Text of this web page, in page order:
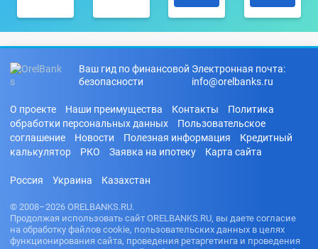
Ваш гид по финансовой
безопасности
Электронная почта:
info@orelbanks.ru
О проекте Наши преимущества Контакты
Политика
обработки персональных данных
Пользовательское
соглашение
Новости Полезная информация
Кредитный
калькулятор
РКО Заявка на ипотеку Карта сайта
Россия Украина Казахстан
© 2008–2026 ORELBANKS.RU.
Продолжая использовать сайт ORELBANKS.RU, вы даете согласие
на обработку файлов cookie, пользовательских данных в целях
функционирования сайта, проведения ретаргетинга и проведения